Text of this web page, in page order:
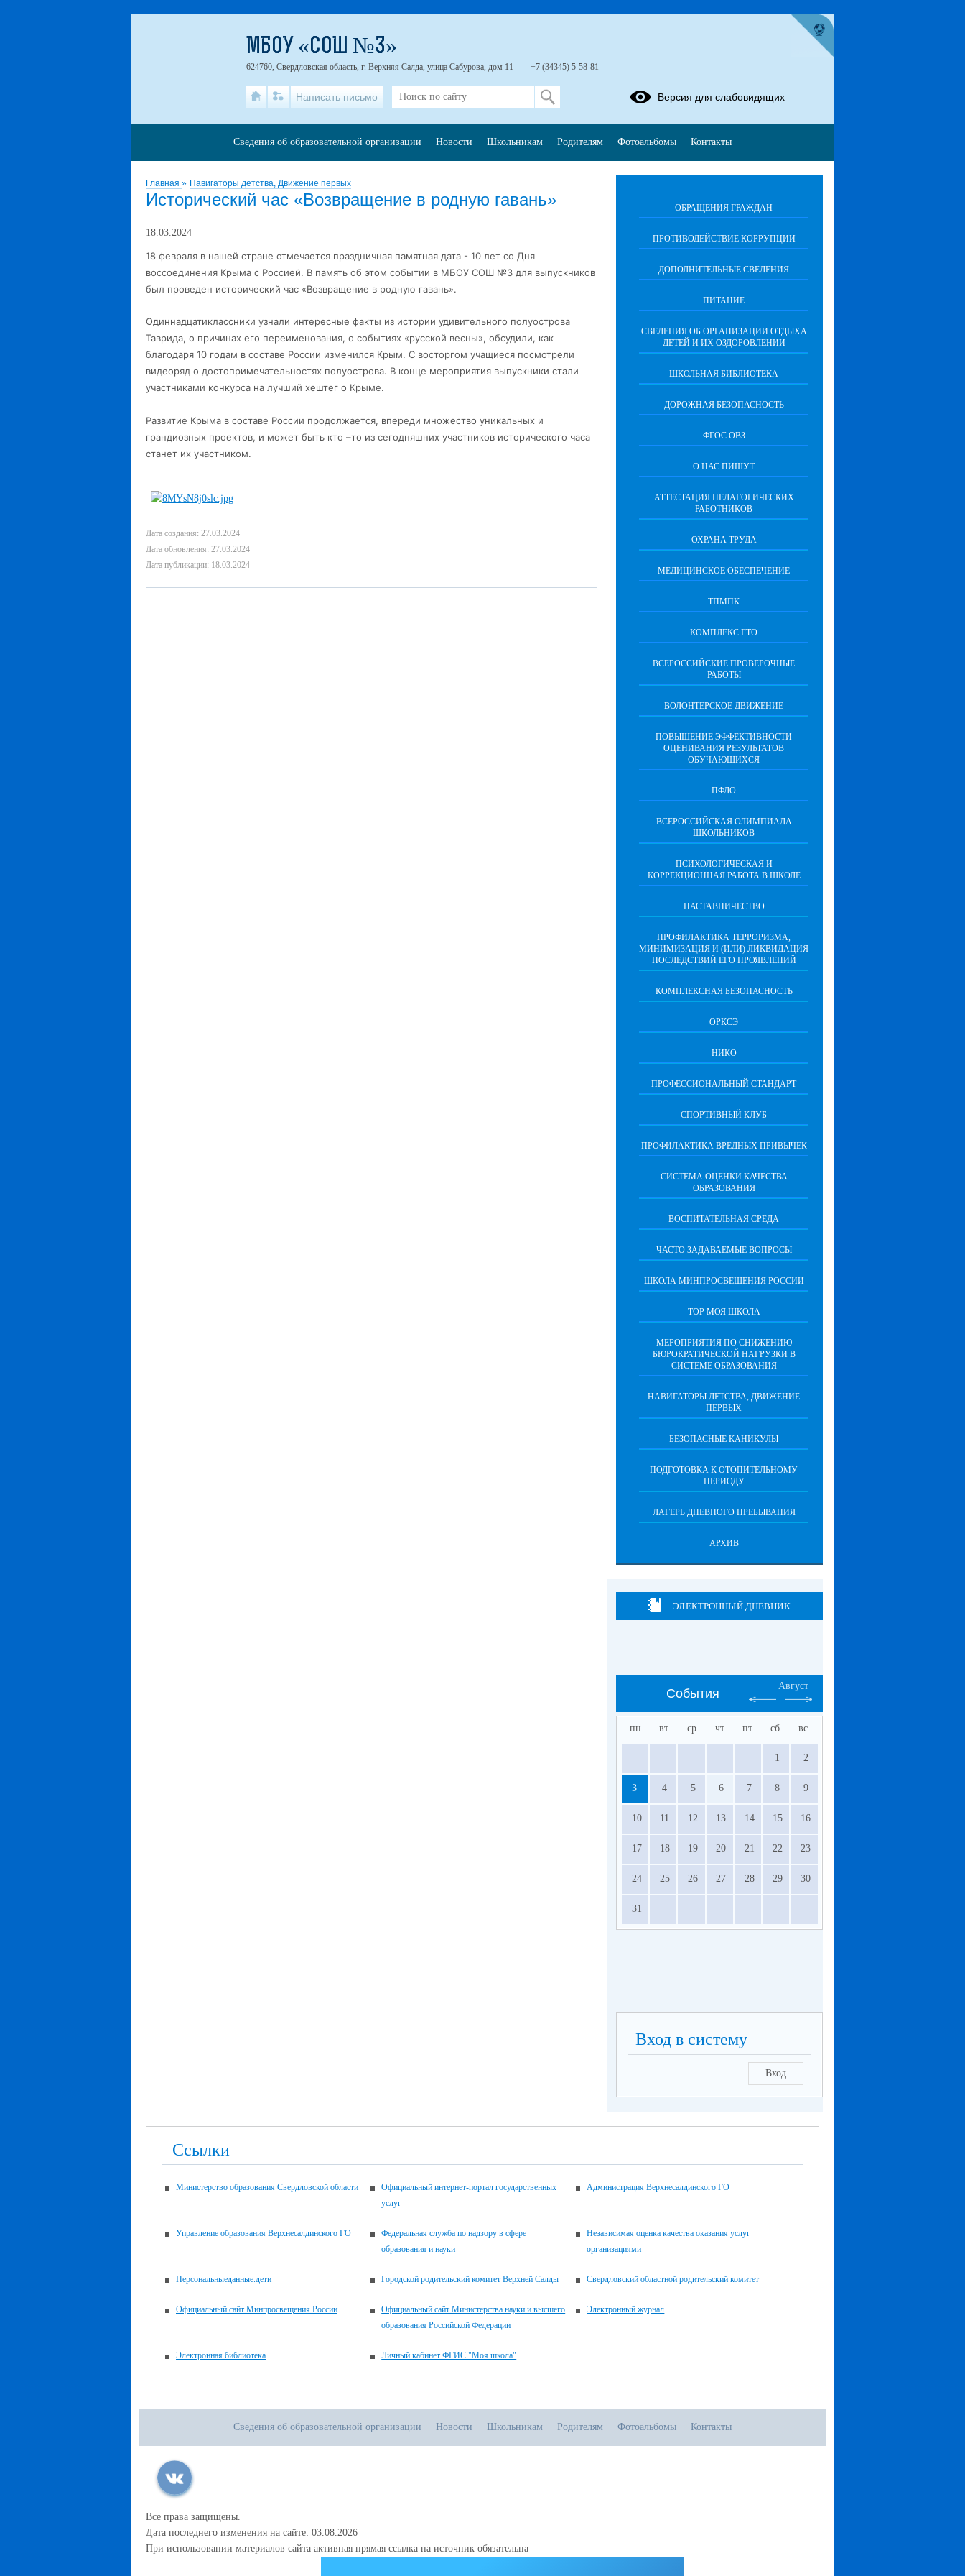
Главная » Навигаторы детства, Движение первых
Исторический час «Возвращение в родную гавань»
18.03.2024
18 февраля в нашей стране отмечается праздничная памятная дата - 10 лет со Дня
воссоединения Крыма с Россией. В память об этом событии в МБОУ СОШ №3 для выпускников
был проведен исторический час «Возвращение в родную гавань».
Одиннадцатиклассники узнали интересные факты из истории удивительного полуострова
Таврида, о причинах его переименования, о событиях «русской весны», обсудили, как
благодаря 10 годам в составе России изменился Крым. С восторгом учащиеся посмотрели
видеоряд о достопримечательностях полуострова. В конце мероприятия выпускники стали
участниками конкурса на лучший хештег о Крыме.
Развитие Крыма в составе России продолжается, впереди множество уникальных и
грандиозных проектов, и может быть кто –то из сегодняшних участников исторического часа
станет их участником.
Дата создания: 27.03.2024
Дата обновления: 27.03.2024
Дата публикации: 18.03.2024
ОБРАЩЕНИЯ ГРАЖДАН
ПРОТИВОДЕЙСТВИЕ КОРРУПЦИИ
ДОПОЛНИТЕЛЬНЫЕ СВЕДЕНИЯ
ПИТАНИЕ
СВЕДЕНИЯ ОБ ОРГАНИЗАЦИИ ОТДЫХА
ДЕТЕЙ И ИХ ОЗДОРОВЛЕНИИ
ШКОЛЬНАЯ БИБЛИОТЕКА
ДОРОЖНАЯ БЕЗОПАСНОСТЬ
ФГОС ОВЗ
О НАС ПИШУТ
АТТЕСТАЦИЯ ПЕДАГОГИЧЕСКИХ
РАБОТНИКОВ
ОХРАНА ТРУДА
МЕДИЦИНСКОЕ ОБЕСПЕЧЕНИЕ
ТПМПК
КОМПЛЕКС ГТО
ВСЕРОССИЙСКИЕ ПРОВЕРОЧНЫЕ
РАБОТЫ
ВОЛОНТЕРСКОЕ ДВИЖЕНИЕ
ПОВЫШЕНИЕ ЭФФЕКТИВНОСТИ
ОЦЕНИВАНИЯ РЕЗУЛЬТАТОВ
ОБУЧАЮЩИХСЯ
ПФДО
ВСЕРОССИЙСКАЯ ОЛИМПИАДА
ШКОЛЬНИКОВ
ПСИХОЛОГИЧЕСКАЯ И
КОРРЕКЦИОННАЯ РАБОТА В ШКОЛЕ
НАСТАВНИЧЕСТВО
ПРОФИЛАКТИКА ТЕРРОРИЗМА,
МИНИМИЗАЦИЯ И (ИЛИ) ЛИКВИДАЦИЯ
ПОСЛЕДСТВИЙ ЕГО ПРОЯВЛЕНИЙ
КОМПЛЕКСНАЯ БЕЗОПАСНОСТЬ
ОРКСЭ
НИКО
ПРОФЕССИОНАЛЬНЫЙ СТАНДАРТ
СПОРТИВНЫЙ КЛУБ
ПРОФИЛАКТИКА ВРЕДНЫХ ПРИВЫЧЕК
CИСТЕМА ОЦЕНКИ КАЧЕСТВА
ОБРАЗОВАНИЯ
ВОСПИТАТЕЛЬНАЯ СРЕДА
ЧАСТО ЗАДАВАЕМЫЕ ВОПРОСЫ
ШКОЛА МИНПРОСВЕЩЕНИЯ РОССИИ
ТОР МОЯ ШКОЛА
МЕРОПРИЯТИЯ ПО СНИЖЕНИЮ
БЮРОКРАТИЧЕСКОЙ НАГРУЗКИ В
СИСТЕМЕ ОБРАЗОВАНИЯ
НАВИГАТОРЫ ДЕТСТВА, ДВИЖЕНИЕ
ПЕРВЫХ
БЕЗОПАСНЫЕ КАНИКУЛЫ
ПОДГОТОВКА К ОТОПИТЕЛЬНОМУ
ПЕРИОДУ
ЛАГЕРЬ ДНЕВНОГО ПРЕБЫВАНИЯ
АРХИВ
ЭЛЕКТРОННЫЙ ДНЕВНИК
События
Август
пн вт ср чт пт сб вс
1 2
3 4 5 6 7 8 9
10 11 12 13 14 15 16
17 18 19 20 21 22 23
24 25 26 27 28 29 30
31
Вход в систему
Вход
Ссылки
Министерство образования Свердловской области
Официальный интернет-портал государственных
услуг
Администрация Верхнесалдинского ГО
Управление образования Верхнесалдинского ГО
Федеральная служба по надзору в сфере
образования и науки
Независимая оценка качества оказания услуг
организациями
Персональныеданные.дети Городской родительский комитет Верхней Салды Свердловский областной родительский комитет
Официальный сайт Минпросвещения России
Официальный сайт Министерства науки и высшего
образования Российской Федерации
Электронный журнал
Электронная библиотека Личный кабинет ФГИС "Моя школа"
МБОУ «СОШ №3»
624760, Свердловская область, г. Верхняя Салда, улица Сабурова, дом 11 +7 (34345) 5-58-81
Написать письмо Версия для слабовидящих
Сведения об образовательной организации Новости Школьникам Родителям Фотоальбомы Контакты
Сведения об образовательной организации Новости Школьникам Родителям Фотоальбомы Контакты
Все права защищены.
Дата последнего изменения на сайте: 03.08.2026
При использовании материалов сайта активная прямая ссылка на источник обязательна